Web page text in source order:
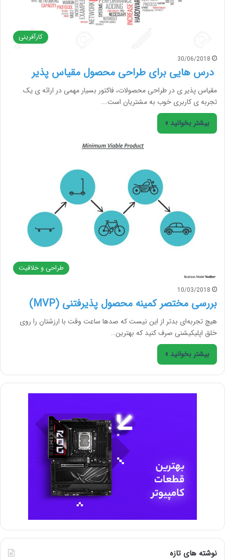
کارآفرینی
30/06/2018
درس هایی برای طراحی محصول مقیاس پذیر
مقیاس پذیر ی در طراحی محصولات، فاکتور بسیار مهمی در ارائه ی یک
تجربه ی کاربری خوب به مشتریان است.…
بیشتر بخوانید »
طراحی و خلاقیت
10/03/2018
بررسی مختصر کمینه محصول پذیرفتنی (MVP)
هیچ تجربه‌ای بدتر از این نیست که صدها ساعت وقت با ارزشتان را روی
خلق اپلیکیشنی صرف کنید که بهترین…
بیشتر بخوانید »
نوشته های تازه